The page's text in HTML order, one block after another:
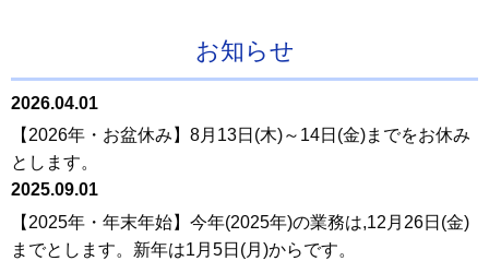
お知らせ
2026.04.01
【2026年・お盆休み】8月13日(木)～14日(金)までをお休み
とします。
2025.09.01
【2025年・年末年始】今年(2025年)の業務は,12月26日(金)
までとします。新年は1月5日(月)からです。